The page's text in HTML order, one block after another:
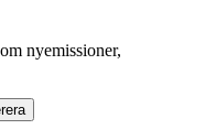
nyemissioner,